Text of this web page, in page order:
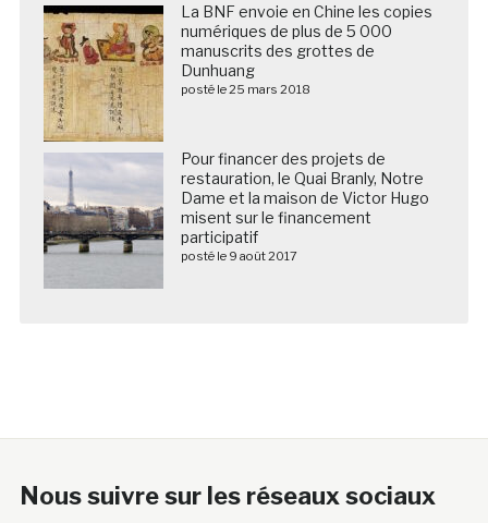
La BNF envoie en Chine les copies
numériques de plus de 5 000
manuscrits des grottes de
Dunhuang
posté le 25 mars 2018
Pour financer des projets de
restauration, le Quai Branly, Notre
Dame et la maison de Victor Hugo
misent sur le financement
participatif
posté le 9 août 2017
Nous suivre sur les réseaux sociaux